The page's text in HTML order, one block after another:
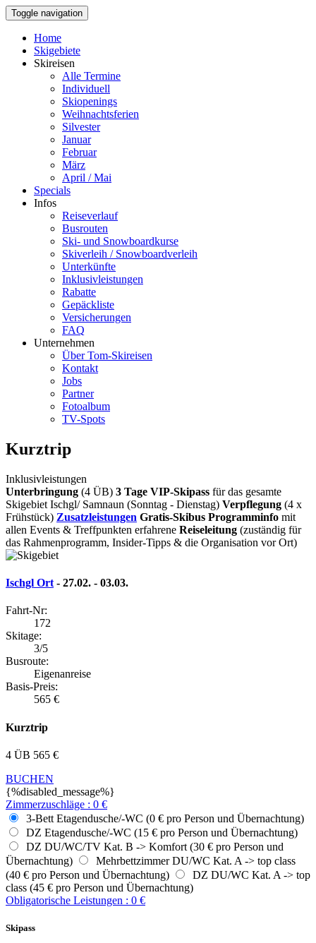
Toggle navigation
Home
Skigebiete
Skireisen
Alle Termine
Individuell
Skiopenings
Weihnachtsferien
Silvester
Januar
Februar
März
April / Mai
Specials
Infos
Reiseverlauf
Busrouten
Ski- und Snowboardkurse
Skiverleih / Snowboardverleih
Unterkünfte
Inklusivleistungen
Rabatte
Gepäckliste
Versicherungen
FAQ
Unternehmen
Über Tom-Skireisen
Kontakt
Jobs
Partner
Fotoalbum
TV-Spots
Kurztrip
Inklusivleistungen
Unterbringung (4 ÜB) 3 Tage VIP-Skipass für das gesamte
Skigebiet Ischgl/ Samnaun (Sonntag - Dienstag) Verpflegung (4 x
Frühstück) Zusatzleistungen Gratis-Skibus Programminfo mit
allen Events & Treffpunkten erfahrene Reiseleitung (zuständig für
das Rahmenprogramm, Insider-Tipps & die Organisation vor Ort)
Ischgl Ort - 27.02. - 03.03.
Fahrt-Nr:
172
Skitage:
3/5
Busroute:
Eigenanreise
Basis-Preis:
565 €
Kurztrip
4 ÜB 565 €
BUCHEN
{%disabled_message%}
Zimmerzuschläge : 0 €
3-Bett Etagendusche/-WC (0 € pro Person und Übernachtung)
DZ Etagendusche/-WC (15 € pro Person und Übernachtung)
DZ DU/WC/TV Kat. B -> Komfort (30 € pro Person und
Übernachtung)
Mehrbettzimmer DU/WC Kat. A -> top class
(40 € pro Person und Übernachtung)
DZ DU/WC Kat. A -> top
class (45 € pro Person und Übernachtung)
Obligatorische Leistungen : 0 €
Skipass